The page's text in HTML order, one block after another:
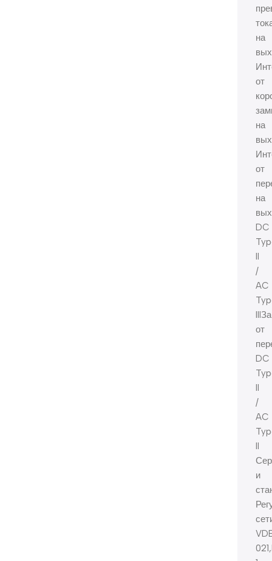
на
от
на
от
на
DC
II
/
AC
от
DC
II
/
AC
II
и